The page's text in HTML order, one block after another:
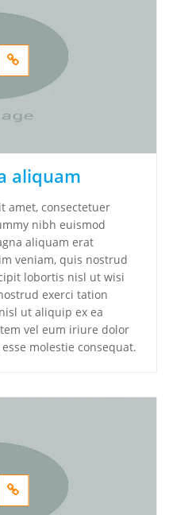
aliquam
amet, consectetuer
nibh euismod
aliquam erat
veniam, quis nostrud
lobortis nisl ut wisi
exerci tation
ut aliquip ex ea
vel eum iriure dolor
molestie consequat.